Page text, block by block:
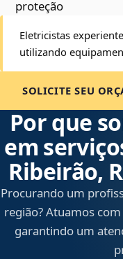
proteção
Eletricistas
utilizando
SOLICITE SEU
Por que
em
Ribeirão,
Procurando um
região? Atuamos
garantindo um